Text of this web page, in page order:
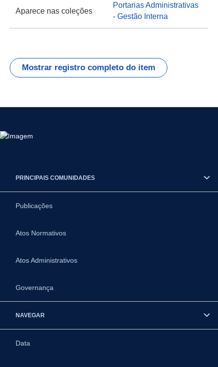
Aparece nas coleções
Portarias Administrativas
- Gestão Interna
Mostrar registro completo do item
PRINCIPAIS COMUNIDADES
Publicações
Atos Normativos
Atos Administrativos
Governança
NAVEGAR
Data